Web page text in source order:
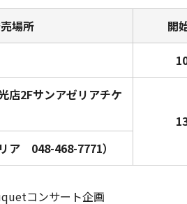
場所 開
店2Fサンアゼリアチケ
ア 048-468-7771）
コンサート企画